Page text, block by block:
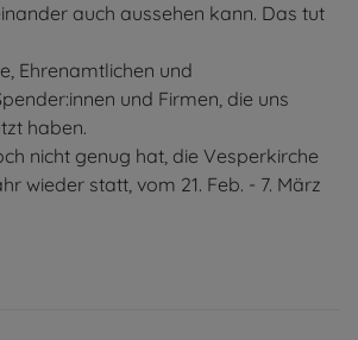
auch aussehen kann. Das tut
Ehrenamtlichen und
und Firmen, die uns
haben.
nicht genug hat, die Vesperkirche
wieder statt, vom 21. Feb. - 7. März